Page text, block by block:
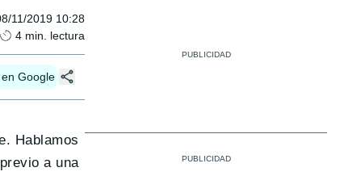
11/2019 10:28
4 min. lectura
Google
Hablamos
a una